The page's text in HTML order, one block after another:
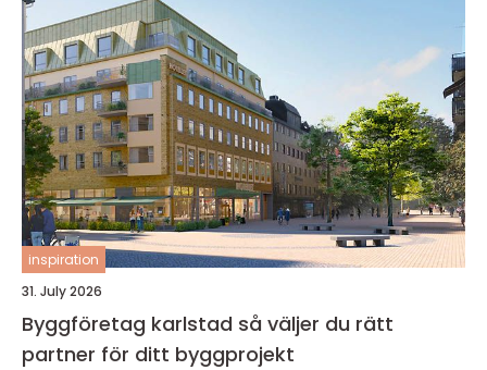
inspiration
31. July 2026
Byggföretag karlstad så väljer du rätt
partner för ditt byggprojekt